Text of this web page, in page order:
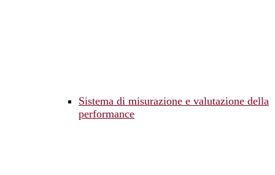
Sistema di misurazione e valutazione della
performance